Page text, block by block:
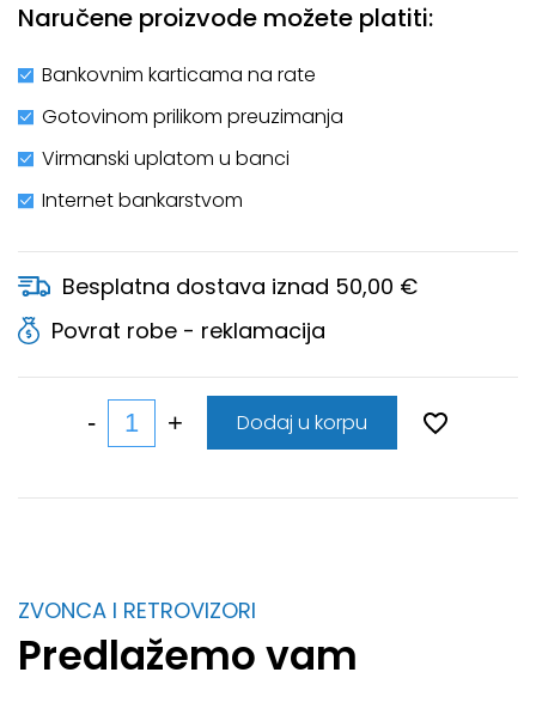
Naručene proizvode možete platiti:
Bankovnim karticama na rate
Gotovinom prilikom preuzimanja
Virmanski uplatom u banci
Internet bankarstvom
Besplatna dostava iznad 50,00 €
Povrat robe - reklamacija
Dodaj u korpu
ZVONCA I RETROVIZORI
Predlažemo vam